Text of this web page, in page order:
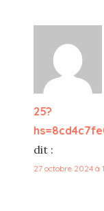
25?
dit :
27 octobre 2024 à